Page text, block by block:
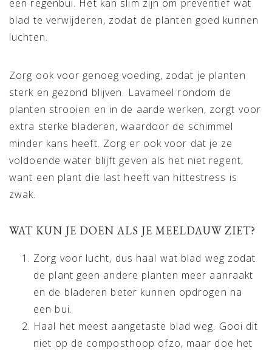
een regenbui. Het kan slim zijn om preventief wat
blad te verwijderen, zodat de planten goed kunnen
luchten.
Zorg ook voor genoeg voeding, zodat je planten
sterk en gezond blijven. Lavameel rondom de
planten strooien en in de aarde werken, zorgt voor
extra sterke bladeren, waardoor de schimmel
minder kans heeft. Zorg er ook voor dat je ze
voldoende water blijft geven als het niet regent,
want een plant die last heeft van hittestress is
zwak.
WAT KUN JE DOEN ALS JE MEELDAUW ZIET?
Zorg voor lucht, dus haal wat blad weg zodat
de plant geen andere planten meer aanraakt
en de bladeren beter kunnen opdrogen na
een bui.
Haal het meest aangetaste blad weg. Gooi dit
niet op de composthoop ofzo, maar doe het